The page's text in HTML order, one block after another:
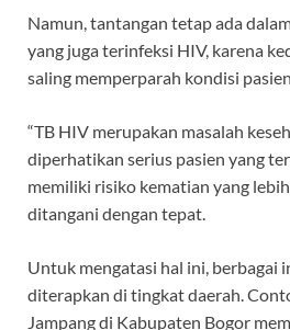
Namun, tantangan tetap ada
yang juga terinfeksi HIV, karena
saling memperparah kondisi pasien.
“TB HIV merupakan masalah
diperhatikan serius pasien yang
memiliki risiko kematian yang
ditangani dengan tepat.
Untuk mengatasi hal ini, berbagai
diterapkan di tingkat daerah.
Jampang di Kabupaten Bogor